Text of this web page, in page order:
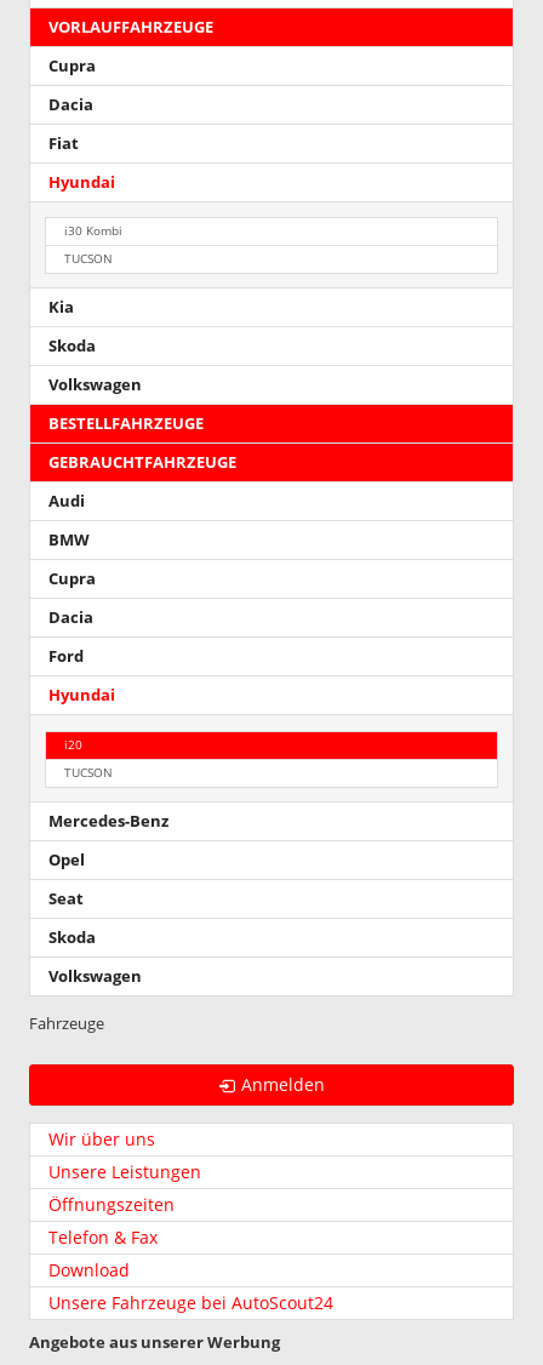
VORLAUFFAHRZEUGE
Cupra
Dacia
Fiat
Hyundai
i30 Kombi
TUCSON
Kia
Skoda
Volkswagen
BESTELLFAHRZEUGE
GEBRAUCHTFAHRZEUGE
Audi
BMW
Cupra
Dacia
Ford
Hyundai
i20
TUCSON
Mercedes-Benz
Opel
Seat
Skoda
Volkswagen
Fahrzeuge
Anmelden
Wir über uns
Unsere Leistungen
Öffnungszeiten
Telefon & Fax
Download
Unsere Fahrzeuge bei AutoScout24
Angebote aus unserer Werbung